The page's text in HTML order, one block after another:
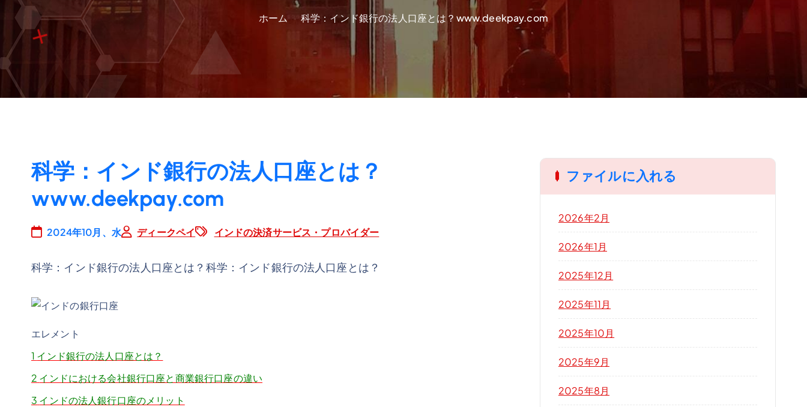
ホーム 科学：インド銀行の法人口座とは？www.deekpay.com
科学：インド銀行の法人口座とは？
www.deekpay.com
2024年10月、水 ディークペイ インドの決済サービス・プロバイダー
科学：インド銀行の法人口座とは？科学：インド銀行の法人口座とは？
エレメント
1 インド銀行の法人口座とは？
2 インドにおける会社銀行口座と商業銀行口座の違い
3 インドの法人銀行口座のメリット
ファイルに入れる
2026年2月
2026年1月
2025年12月
2025年11月
2025年10月
2025年9月
2025年8月